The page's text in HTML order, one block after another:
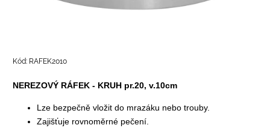
Kód: RAFEK2010
NEREZOVÝ RÁFEK - KRUH pr.20, v.10cm
Lze bezpečně vložit do mrazáku nebo trouby.
Zajišťuje rovnoměrné pečení.